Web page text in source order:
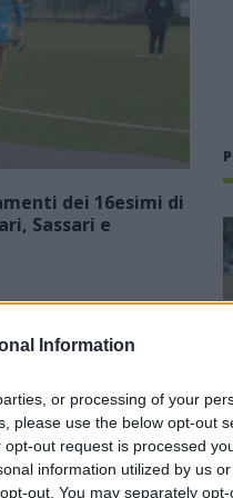
Information
or processing of your
please use the below opt-out
out request is processed
information utilized by us
out. You may separately
dei 16esimi di
Sassari e
anche le date
più forte con
al Macomer arriva